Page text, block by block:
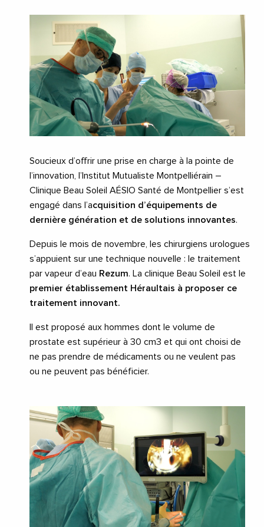
Soucieux d’offrir une prise en charge à la pointe de
l’innovation, l’Institut Mutualiste Montpelliérain –
Clinique Beau Soleil AÉSIO Santé de Montpellier s’est
engagé dans l’acquisition d’équipements de
dernière génération et de solutions innovantes.
Depuis le mois de novembre, les chirurgiens urologues
s’appuient sur une technique nouvelle : le traitement
par vapeur d’eau Rezum. La clinique Beau Soleil est le
premier établissement Héraultais à proposer ce
traitement innovant.
Il est proposé aux hommes dont le volume de
prostate est supérieur à 30 cm3 et qui ont choisi de
ne pas prendre de médicaments ou ne veulent pas
ou ne peuvent pas bénéficier.